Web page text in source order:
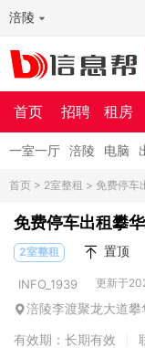
涪陵
首页 招聘 租房
一室一厅 涪陵 电脑
首页 > 2室整租 > 免费停车
免费停车出租攀
2室整租 置顶
INFO_1939 更新于
涪陵李渡聚龙大道攀
有效期：长期有效